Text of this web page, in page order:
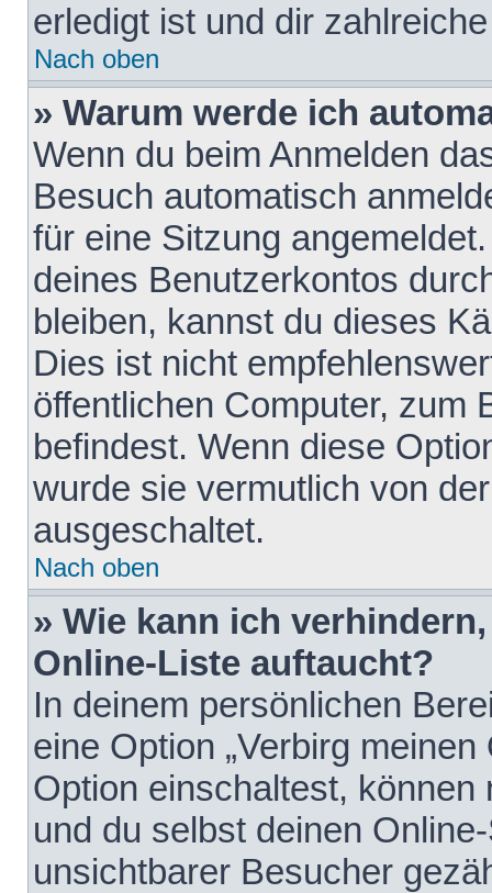
erledigt ist und dir
Nach oben
» Warum werde ich
Wenn du beim Anmelden
Besuch automatisch
für eine Sitzung
deines Benutzerkontos
bleiben, kannst du dieses
Dies ist nicht
öffentlichen Computer, zum
befindest. Wenn diese
wurde sie vermutlich von
ausgeschaltet.
Nach oben
» Wie kann ich
Online-Liste auftaucht?
In deinem persönlichen
eine Option „Verbirg
Option einschaltest,
und du selbst deinen
unsichtbarer Besucher